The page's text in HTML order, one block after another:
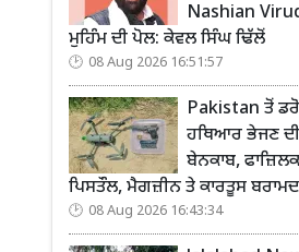
Nashian
ਮੁਹਿੰਮ ਦੀ ਪੋਲ: ਕੇਵਲ ਸਿੰਘ ਢਿੱਲੋਂ
08 Aug 2026 16:51:57
Pakistan ਤੋਂ
ਹਥਿਆਰ ਭੇਜਣ
ਬੇਨਕਾਬ,
ਪਿਸਤੌਲ, ਮੈਗਜ਼ੀਨ ਤੇ ਕਾਰਤੂਸ ਬਰਾਮਦ
08 Aug 2026 16:43:34